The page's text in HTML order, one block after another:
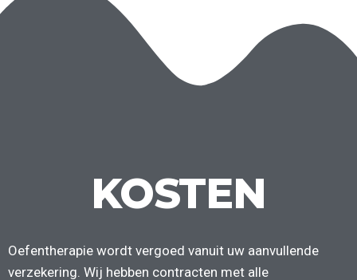
KOSTEN
Oefentherapie wordt vergoed vanuit uw aanvullende
verzekering. Wij hebben contracten met alle